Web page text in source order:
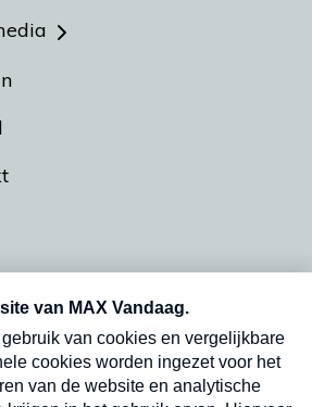
en dinsdagochtend in
Verzend